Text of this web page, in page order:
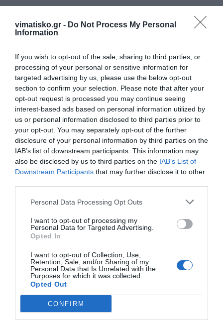
vimatisko.gr - Do Not Process My Personal
Information
If you wish to opt-out of the sale, sharing to third parties, or
processing of your personal or sensitive information for
targeted advertising by us, please use the below opt-out
section to confirm your selection. Please note that after your
opt-out request is processed you may continue seeing
interest-based ads based on personal information utilized by
us or personal information disclosed to third parties prior to
your opt-out. You may separately opt-out of the further
disclosure of your personal information by third parties on the
IAB’s list of downstream participants. This information may
also be disclosed by us to third parties on the IAB’s List of
Downstream Participants that may further disclose it to other
Personal Data Processing Opt Outs
I want to opt-out of processing my
Personal Data for Targeted Advertising.
Opted In
I want to opt-out of Collection, Use,
Retention, Sale, and/or Sharing of my
Personal Data that Is Unrelated with the
Purposes for which it was collected.
Opted Out
CONFIRM
Πρόσθεσε ένα σχόλιο
ΟΝΟΜΑ
ΤΙΤΛΟΣ
ΣΧΟΛΙΟ
Αποστολή